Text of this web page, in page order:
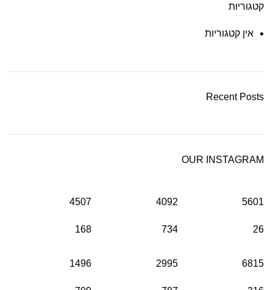
קטגוריות
אין קטגוריות
Recent Posts
OUR INSTAGRAM
5601
26
4092
734
4507
168
6815
2995
1496